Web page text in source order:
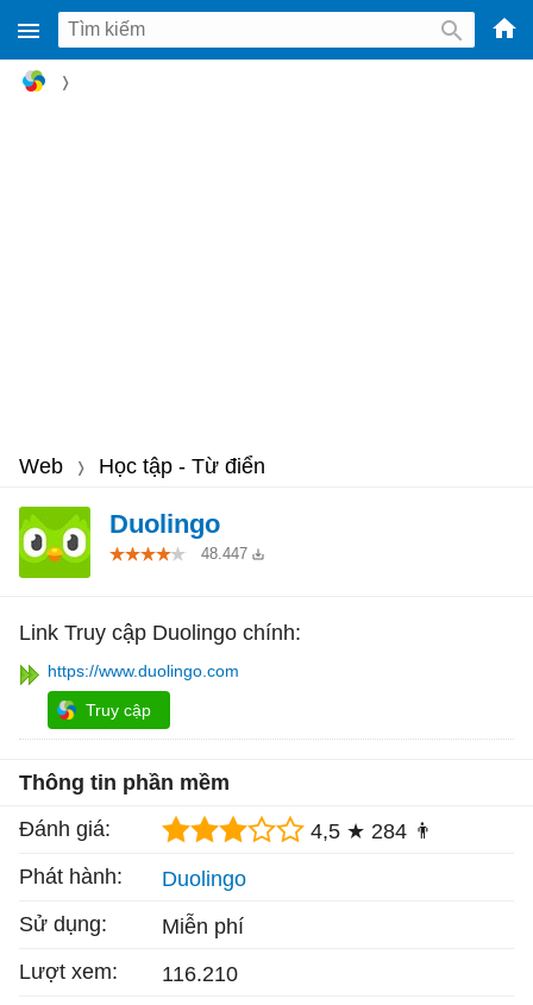
-
Web Học tập - Từ điển
Duolingo
48.447
Link Truy cập Duolingo chính:
https://www.duolingo.com
Truy cập
Thông tin phần mềm
Đánh giá:
4,5 ★ 284 👨
Phát hành:
Duolingo
Sử dụng:
Miễn phí
Lượt xem:
116.210